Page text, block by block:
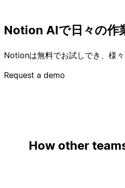
Notion AIで日々の作
Notionは無料でお試しでき、様々
Request a demo
How other